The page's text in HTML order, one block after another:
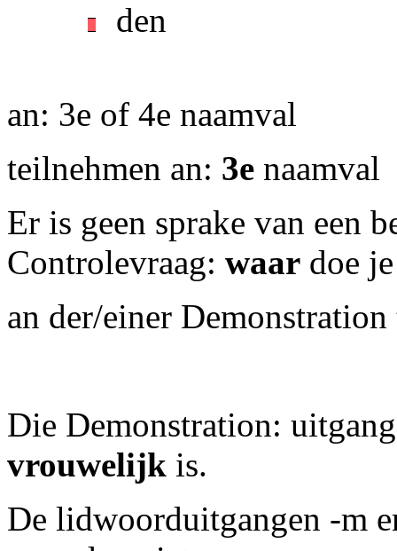
den
an: 3e of 4e naamval
teilnehmen an: 3e naamval
Er is geen sprake van een
Controlevraag: waar doe
an der/einer
Die Demonstration:
vrouwelijk is.
De lidwoorduitgangen -m